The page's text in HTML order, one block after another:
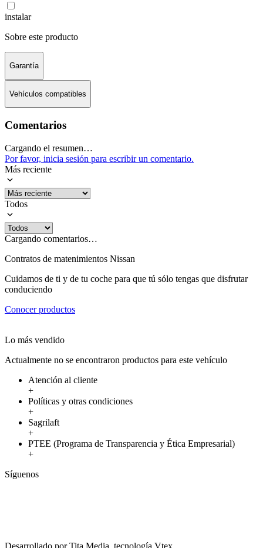
instalar
Sobre este producto
Garantía
Vehículos compatibles
Comentarios
Cargando el resumen…
Por favor, inicia sesión para escribir un comentario.
Más reciente
Todos
Cargando comentarios…
Contratos de matenimientos Nissan
Cuidamos de ti y de tu coche para que tú sólo tengas que disfrutar
conduciendo
Conocer productos
Lo más vendido
Actualmente no se encontraron productos para este vehículo
Atención al cliente
+
Políticas y otras condiciones
+
Sagrilaft
+
PTEE (Programa de Transparencia y Ética Empresarial)
+
Síguenos
Desarrollado por Tita Media, tecnología Vtex.